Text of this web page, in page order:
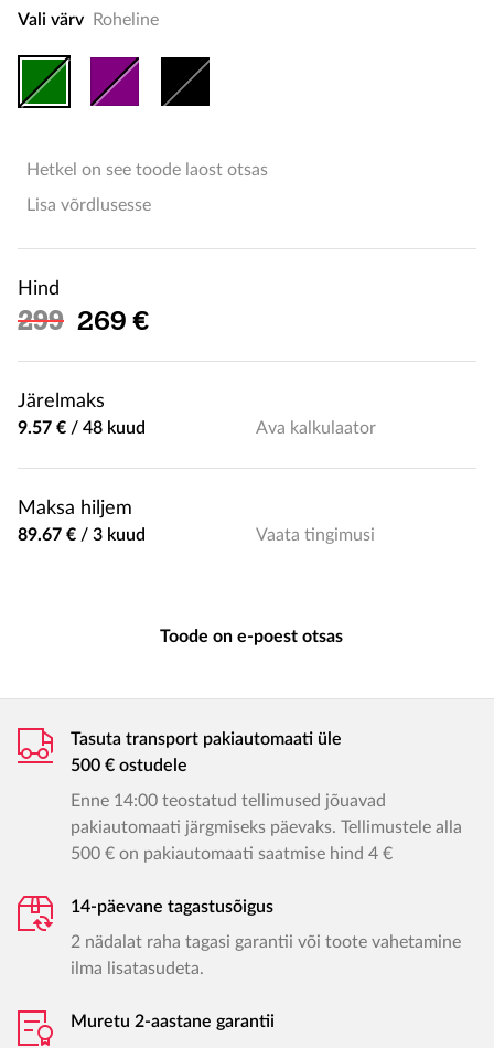
Vali värv Roheline
Hetkel on see toode laost otsas
Lisa võrdlusesse
Hind
299 Soodushind
269 €
Järelmaks
9.57 € / 48 kuud Ava kalkulaator
Maksa hiljem
89.67 € / 3 kuud Vaata tingimusi
Toode on e-poest otsas
Tasuta transport pakiautomaati üle
500 € ostudele
Enne 14:00 teostatud tellimused jõuavad
pakiautomaati järgmiseks päevaks. Tellimustele alla
500 € on pakiautomaati saatmise hind 4 €
14-päevane tagastusõigus
2 nädalat raha tagasi garantii või toote vahetamine
ilma lisatasudeta.
Muretu 2-aastane garantii